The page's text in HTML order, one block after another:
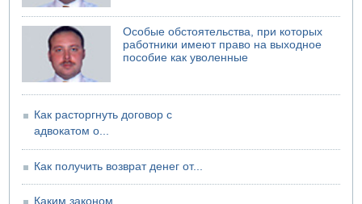
Особые обстоятельства, при которых
работники имеют право на выходное
пособие как уволенные
Как расторгнуть договор с
адвокатом о...
Как получить возврат денег от...
Каким законом